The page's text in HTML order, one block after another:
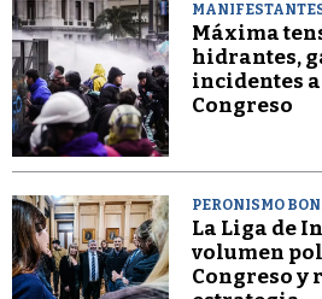
Máxima
hidrantes,
incidentes
Congreso
PERONISMO
La Liga de
volumen
Congreso y